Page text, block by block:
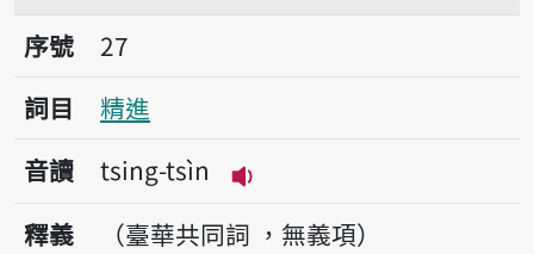
序號27精進
序號
27
詞目
精進
音讀
tsing-tsìn
播放音讀tsing-tsìn
釋義
（臺華共同詞 ，無義項）